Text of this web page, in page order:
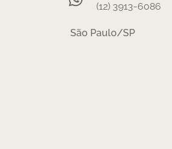
(12) 3913-6086
São Paulo/SP